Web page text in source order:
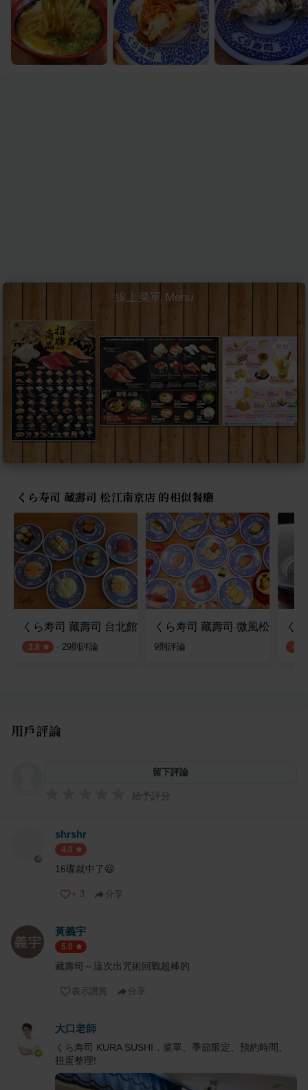
線上菜單 Menu
くら寿司 藏壽司 松江南京店 的相似餐廳
くら寿司 藏壽司 台北館前店
3.8 · 29則評論
くら寿司 藏壽司 微風松高店
9則評論
く
4.3
用戶評論
留下評論
給予評分
shrshr
4.0
16碟就中了😆
+ 3 分享
黃義宇
5.0
藏壽司～這次出咒術回戰超棒的
表示讚賞 分享
大口老師
くら寿司 KURA SUSHI．菜單、季節限定、預約時間、
扭蛋整理!